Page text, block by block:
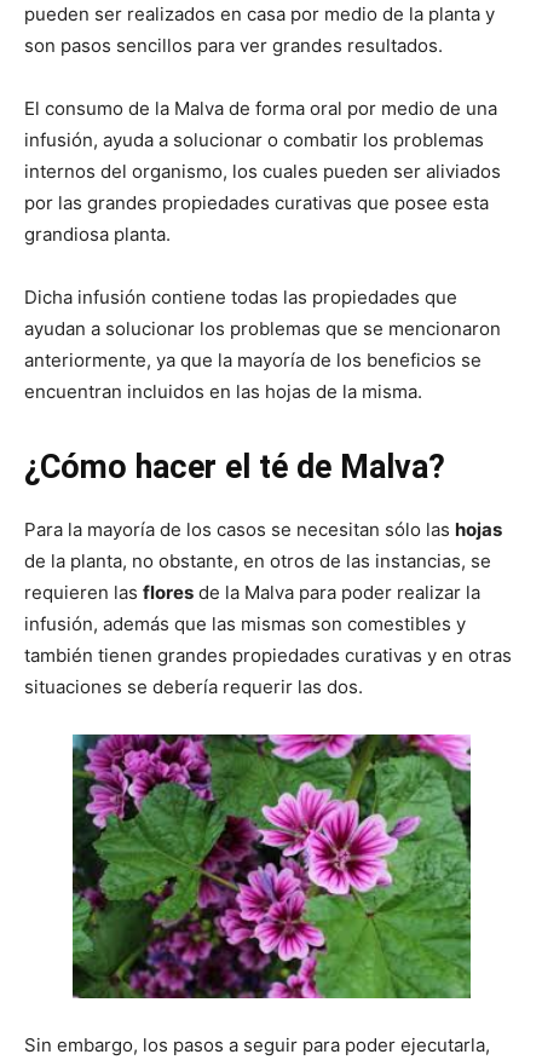
pueden ser realizados en casa por medio de la planta y
son pasos sencillos para ver grandes resultados.
El consumo de la Malva de forma oral por medio de una
infusión, ayuda a solucionar o combatir los problemas
internos del organismo, los cuales pueden ser aliviados
por las grandes propiedades curativas que posee esta
grandiosa planta.
Dicha infusión contiene todas las propiedades que
ayudan a solucionar los problemas que se mencionaron
anteriormente, ya que la mayoría de los beneficios se
encuentran incluidos en las hojas de la misma.
¿Cómo hacer el té de Malva?
Para la mayoría de los casos se necesitan sólo las hojas
de la planta, no obstante, en otros de las instancias, se
requieren las flores de la Malva para poder realizar la
infusión, además que las mismas son comestibles y
también tienen grandes propiedades curativas y en otras
situaciones se debería requerir las dos.
Sin embargo, los pasos a seguir para poder ejecutarla,